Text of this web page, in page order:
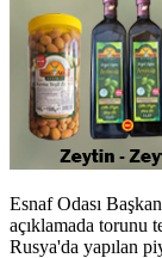
Esnaf Odası
açıklamada torunu
Rusya'da yapılan